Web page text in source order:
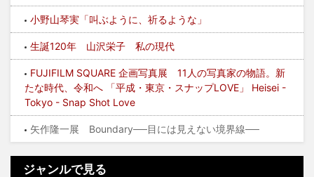
小野山琴実「叫ぶように、祈るような」
生誕120年 山沢栄子 私の現代
FUJIFILM SQUARE 企画写真展 11人の写真家の物語。新
たな時代、令和へ 「平成・東京・スナップLOVE」 Heisei -
Tokyo - Snap Shot Love
矢作隆一展 Boundary──目には見えない境界線──
ジャンルで見る